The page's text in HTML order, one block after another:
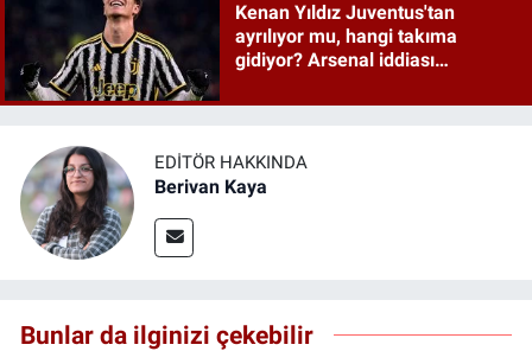
Kenan Yıldız Juventus'tan
ayrılıyor mu, hangi takıma
gidiyor? Arsenal iddiası
EDITÖR HAKKINDA
Berivan Kaya
Bunlar da ilginizi çekebilir